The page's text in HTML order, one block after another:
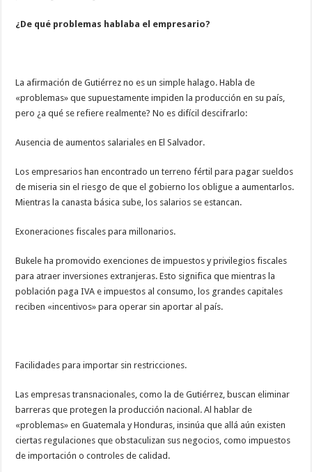
¿De qué problemas hablaba el empresario?
La afirmación de Gutiérrez no es un simple halago. Habla de
«problemas» que supuestamente impiden la producción en su país,
pero ¿a qué se refiere realmente? No es difícil descifrarlo:
Ausencia de aumentos salariales en El Salvador.
Los empresarios han encontrado un terreno fértil para pagar sueldos
de miseria sin el riesgo de que el gobierno los obligue a aumentarlos.
Mientras la canasta básica sube, los salarios se estancan.
Exoneraciones fiscales para millonarios.
Bukele ha promovido exenciones de impuestos y privilegios fiscales
para atraer inversiones extranjeras. Esto significa que mientras la
población paga IVA e impuestos al consumo, los grandes capitales
reciben «incentivos» para operar sin aportar al país.
Facilidades para importar sin restricciones.
Las empresas transnacionales, como la de Gutiérrez, buscan eliminar
barreras que protegen la producción nacional. Al hablar de
«problemas» en Guatemala y Honduras, insinúa que allá aún existen
ciertas regulaciones que obstaculizan sus negocios, como impuestos
de importación o controles de calidad.